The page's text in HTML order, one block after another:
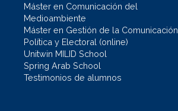
Máster en Comunicación del
Medioambiente
Máster en Gestión de la Comunicación
Política y Electoral (online)
Unitwin MILID School
Spring Arab School
Testimonios de alumnos